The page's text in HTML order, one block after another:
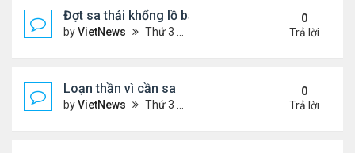
Đợt sa thải khổng lồ bắt đầu tại Amazon
byVietNews Thứ 3 Tháng 11 15, 2022 4:54 pm
0
Trả lời
Loạn thần vì cần sa
byVietNews Thứ 3 Tháng 10 25, 2022 4:45 pm
0
Trả lời